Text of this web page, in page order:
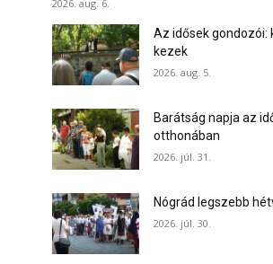
2026. aug. 6.
Az idősek gondozói:
kezek
2026. aug. 5.
Barátság napja az
otthonában
2026. júl. 31.
Nógrád legszebb
2026. júl. 30.